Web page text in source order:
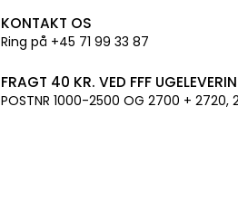
KONTAKT OS
Ring på +45 71 99 33 87
FRAGT 40 KR. VED FFF
POSTNR 1000-2500 OG 2700 +